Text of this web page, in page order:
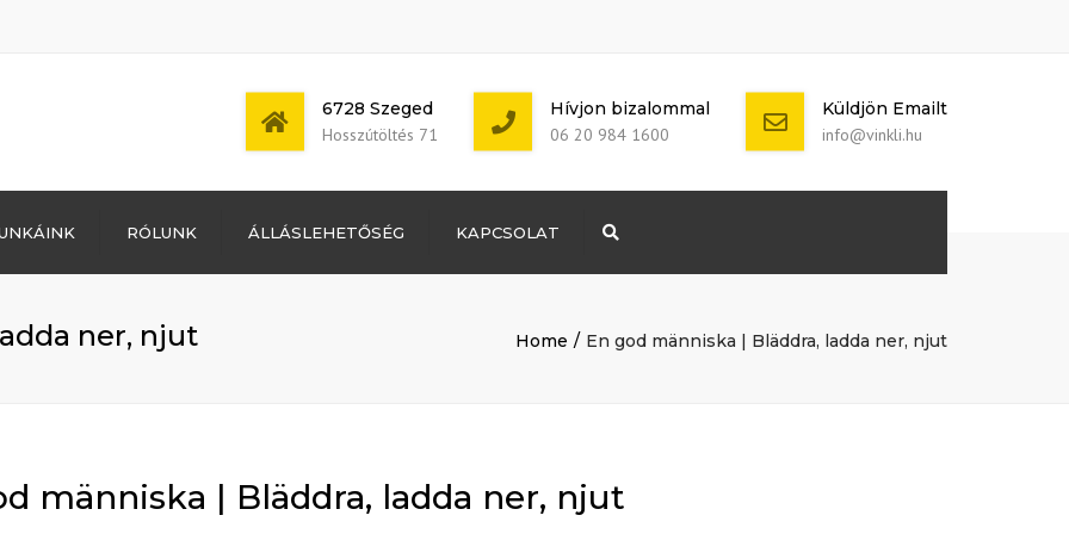
Bejegyzések
WordPress
Mon - Sat: 7:00 -
+ 386 40 111
6728 Szeged
Hosszútöltés 71
Hívjon bizalommal
06 20 984 1600
Küldjön Emailt
info@vinkli.hu
RÓLUNK ÁLLÁSLEHETŐSÉG KAPCSOLAT
ner, njut Home En god människa | Bläddra, ladda ner, njut
människa | Bläddra, ladda ner, njut